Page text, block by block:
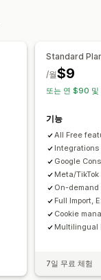
FADP
Standard
$9
/월
또는 연 $90 및
기능
All Free
Google
Meta/TikTok
On-
Full Import,
Cookie
Multilingual
7일 무료 체험